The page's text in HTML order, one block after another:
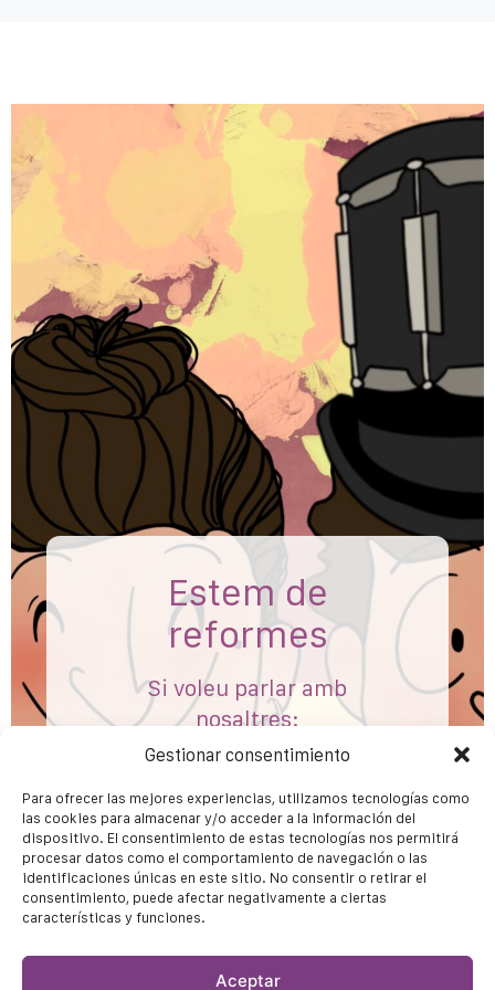
Gestionar consentimiento
Para ofrecer las mejores experiencias, utilizamos tecnologías como
las cookies para almacenar y/o acceder a la información del
dispositivo. El consentimiento de estas tecnologías nos permitirá
procesar datos como el comportamiento de navegación o las
identificaciones únicas en este sitio. No consentir o retirar el
consentimiento, puede afectar negativamente a ciertas
características y funciones.
Aceptar
Estem de
reformes
Si voleu parlar amb
nosaltres:
info@ladonadelsac.cat